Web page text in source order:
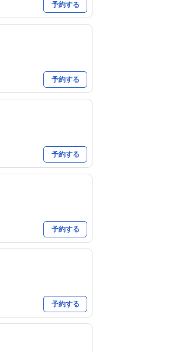
予約する
予約する
予約する
予約する
予約する